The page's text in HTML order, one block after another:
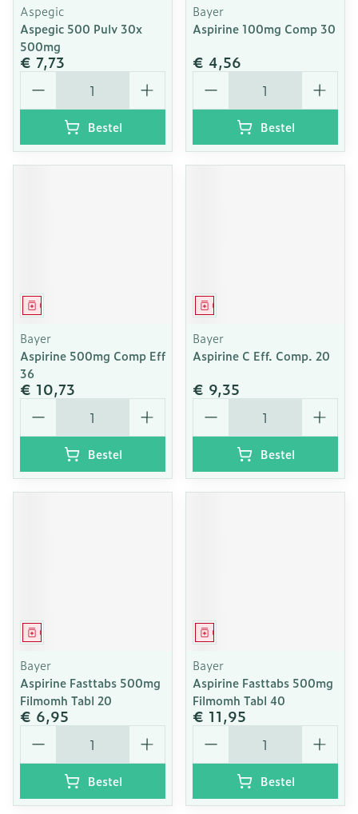
Aspegic
Aspegic 500 Pulv 30x
500mg
€ 7,73
Aantal
Bestel
Bayer
Aspirine 100mg Comp 30
€ 4,56
Aantal
Bestel
Geneesmiddel
Bayer
Aspirine 500mg Comp Eff
36
€ 10,73
Aantal
Bestel
Geneesmiddel
Bayer
Aspirine C Eff. Comp. 20
€ 9,35
Aantal
Bestel
Geneesmiddel
Bayer
Aspirine Fasttabs 500mg
Filmomh Tabl 20
€ 6,95
Aantal
Bestel
Geneesmiddel
Bayer
Aspirine Fasttabs 500mg
Filmomh Tabl 40
€ 11,95
Aantal
Bestel